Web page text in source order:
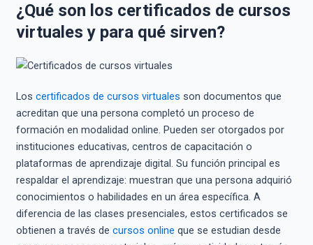
¿Qué son los certificados de cursos
virtuales y para qué sirven?
Los certificados de cursos virtuales son documentos que
acreditan que una persona completó un proceso de
formación en modalidad online. Pueden ser otorgados por
instituciones educativas, centros de capacitación o
plataformas de aprendizaje digital. Su función principal es
respaldar el aprendizaje: muestran que una persona adquirió
conocimientos o habilidades en un área específica. A
diferencia de las clases presenciales, estos certificados se
obtienen a través de cursos online que se estudian desde